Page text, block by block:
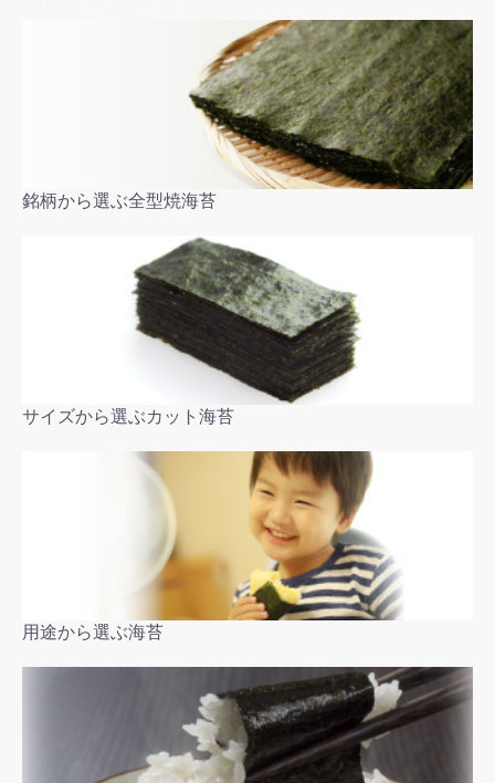
銘柄から選ぶ全型焼海苔
サイズから選ぶカット海苔
用途から選ぶ海苔